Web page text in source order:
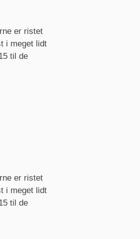
er ristet
i meget lidt
til de
er ristet
i meget lidt
til de